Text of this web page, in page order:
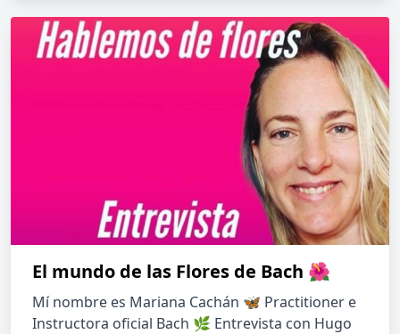
El mundo de las Flores de Bach 🌺
Mí nombre es Mariana Cachán 🦋 Practitioner e
Instructora oficial Bach 🌿 Entrevista con Hugo